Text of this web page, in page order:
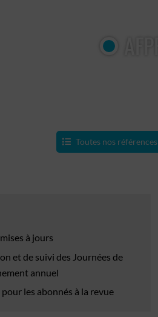
Toutes nos références
à jours
et de suivi des Journées de
annuel
pour les abonnés à la revue